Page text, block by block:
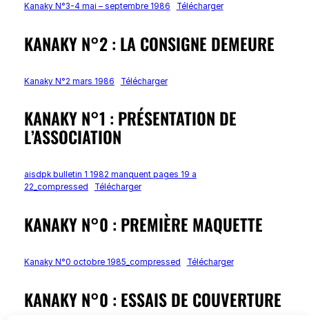
Kanaky N°3-4 mai – septembre 1986 Télécharger
KANAKY N°2 : LA CONSIGNE DEMEURE
Kanaky N°2 mars 1986 Télécharger
KANAKY N°1 : PRÉSENTATION DE
L’ASSOCIATION
aisdpk bulletin 1 1982 manquent pages 19 a
22_compressed
Télécharger
KANAKY N°0 : PREMIÈRE MAQUETTE
Kanaky N°0 octobre 1985_compressed Télécharger
KANAKY N°0 : ESSAIS DE COUVERTURE